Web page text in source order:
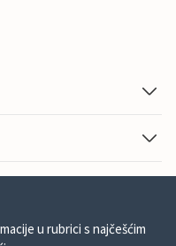
u rubrici s najčešćim